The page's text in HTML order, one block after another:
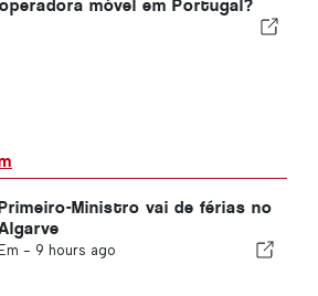
móvel em Portugal?
Ministro vai de férias no
Em - 9 hours ago